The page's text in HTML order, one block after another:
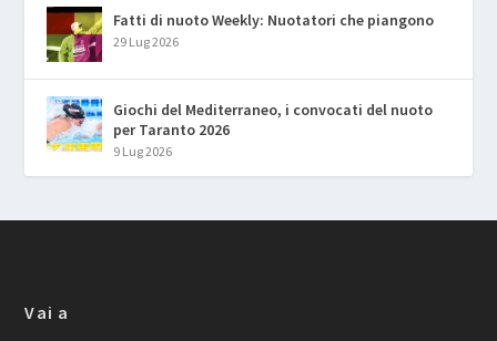
Fatti di nuoto Weekly: Nuotatori che piangono
29 Lug 2026
Giochi del Mediterraneo, i convocati del nuoto
per Taranto 2026
9 Lug 2026
Vai a